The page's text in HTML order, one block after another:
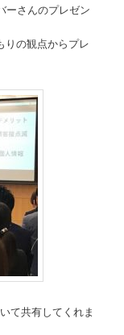
ーさんのプレゼン
りの観点からプレ
て共有してくれま